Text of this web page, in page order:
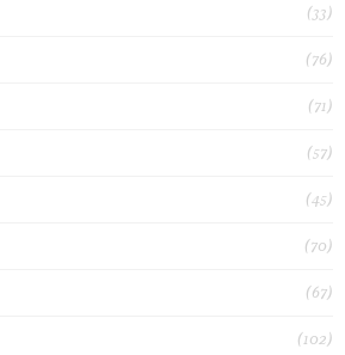
(33)
(76)
(71)
(57)
(45)
(70)
(67)
(102)